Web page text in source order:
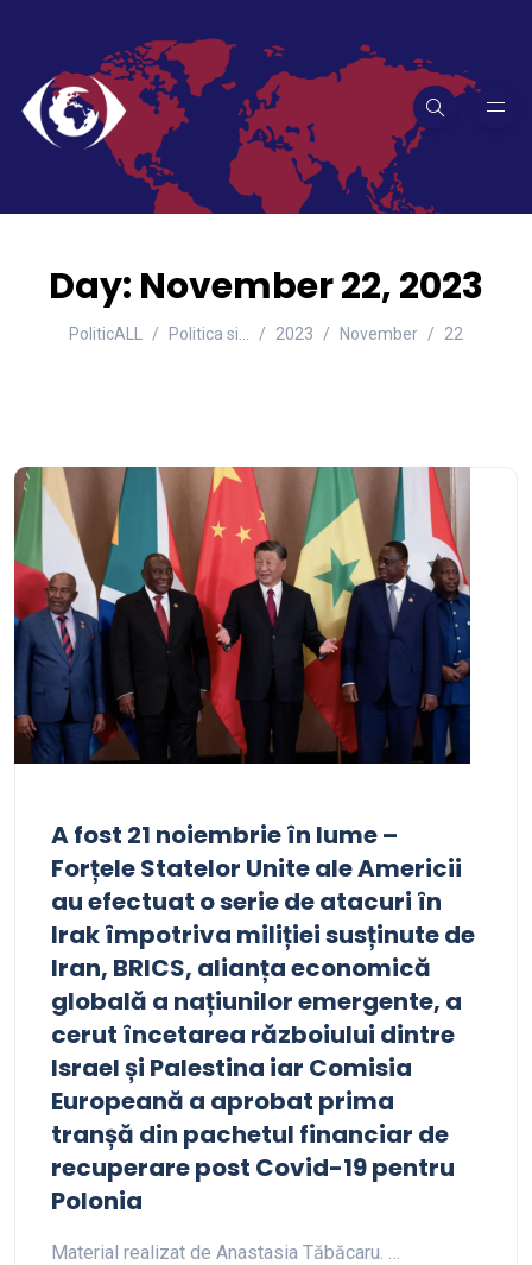
Day: November 22, 2023
PoliticALL Politica si… 2023 November 22
A fost 21 noiembrie în lume –
Forțele Statelor Unite ale Americii
au efectuat o serie de atacuri în
Irak împotriva miliției susținute de
Iran, BRICS, alianța economică
globală a națiunilor emergente, a
cerut încetarea războiului dintre
Israel și Palestina iar Comisia
Europeană a aprobat prima
tranșă din pachetul financiar de
recuperare post Covid-19 pentru
Polonia
Material realizat de Anastasia Tăbăcaru. …